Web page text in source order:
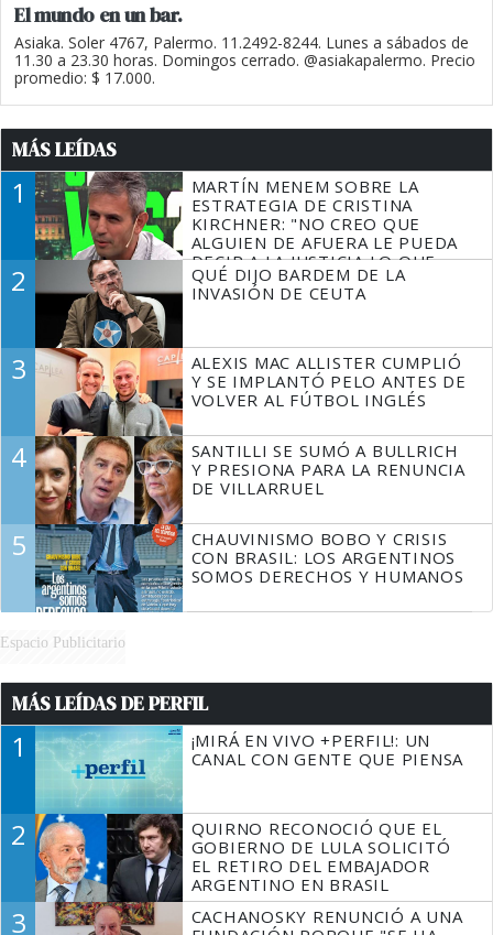
El mundo en un bar.
Asiaka. Soler 4767, Palermo. 11.2492-8244. Lunes a sábados de
11.30 a 23.30 horas. Domingos cerrado. @asiakapalermo. Precio
promedio: $ 17.000.
MÁS LEÍDAS
1
MARTÍN MENEM SOBRE LA
ESTRATEGIA DE CRISTINA
KIRCHNER: "NO CREO QUE
ALGUIEN DE AFUERA LE PUEDA
DECIR A LA JUSTICIA LO QUE
TIENE QUE HACER"
2
QUÉ DIJO BARDEM DE LA
INVASIÓN DE CEUTA
3
ALEXIS MAC ALLISTER CUMPLIÓ
Y SE IMPLANTÓ PELO ANTES DE
VOLVER AL FÚTBOL INGLÉS
4
SANTILLI SE SUMÓ A BULLRICH
Y PRESIONA PARA LA RENUNCIA
DE VILLARRUEL
5
CHAUVINISMO BOBO Y CRISIS
CON BRASIL: LOS ARGENTINOS
SOMOS DERECHOS Y HUMANOS
Espacio Publicitario
MÁS LEÍDAS DE PERFIL
1
¡MIRÁ EN VIVO +PERFIL!: UN
CANAL CON GENTE QUE PIENSA
2
QUIRNO RECONOCIÓ QUE EL
GOBIERNO DE LULA SOLICITÓ
EL RETIRO DEL EMBAJADOR
ARGENTINO EN BRASIL
3
CACHANOSKY RENUNCIÓ A UNA